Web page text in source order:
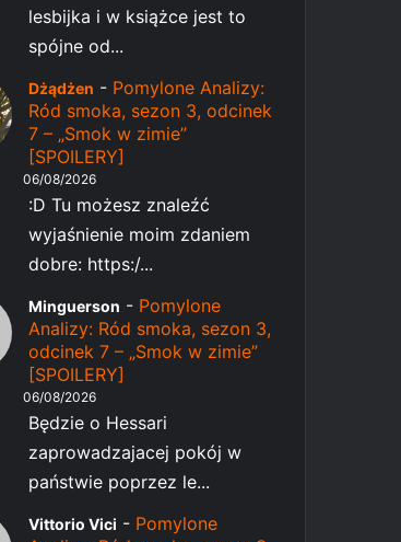
lesbijka i w książce jest to
spójne od...
Dżądżen - Pomylone Analizy:
Ród smoka, sezon 3, odcinek
7 – „Smok w zimie”
[SPOILERY]
06/08/2026
:D Tu możesz znaleźć
wyjaśnienie moim zdaniem
dobre: https:/...
Minguerson - Pomylone
Analizy: Ród smoka, sezon 3,
odcinek 7 – „Smok w zimie”
[SPOILERY]
06/08/2026
Będzie o Hessari
zaprowadzajacej pokój w
państwie poprzez le...
Vittorio Vici - Pomylone